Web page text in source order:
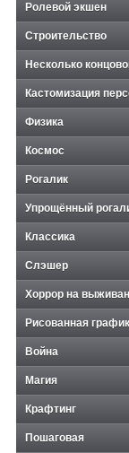
Ролевой экшен
Строительство
Несколько
Кастомизация
Физика
Космос
Рогалик
Упрощённый
Классика
Слэшер
Хоррор на
Рисованная
Война
Магия
Крафтинг
Пошаговая